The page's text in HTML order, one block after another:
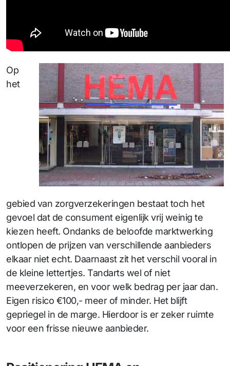
Op
het
gebied van zorgverzekeringen bestaat toch het
gevoel dat de consument eigenlijk vrij weinig te
kiezen heeft. Ondanks de beloofde marktwerking
ontlopen de prijzen van verschillende aanbieders
elkaar niet echt. Daarnaast zit het verschil vooral in
de kleine lettertjes. Tandarts wel of niet
meeverzekeren, en voor welk bedrag per jaar dan.
Eigen risico €100,- meer of minder. Het blijft
gepriegel in de marge. Hierdoor is er zeker ruimte
voor een frisse nieuwe aanbieder.